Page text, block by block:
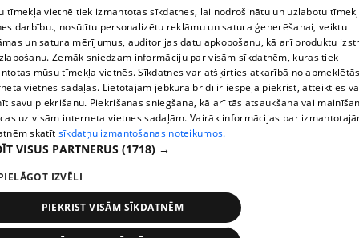
Komentāru pievienošana
TV programma
Līguma noteikumi
360 Ziņu kontakti
Helio Media
Portāla palīdzības dienests: e-pasts -
All rights reserved.
tīmekļa vietnē tiek izmantotas sīkdatnes, lai nodrošinātu un uzlabotu
darbību., nosūtītu personalizētu reklāmu un satura ģenerēšanai, veiktu
un satura mērījumus, auditorijas datu apkopošanu, kā arī produktu
Zemāk sniedzam informāciju par visām sīkdatnēm, kuras tiek
mūsu tīmekļa vietnēs. Sīkdatnes var atšķirties atkarībā no
vietnes sadaļas. Lietotājam jebkurā brīdī ir iespēja piekrist, atteikties
savu piekrišanu. Piekrišanas sniegšana, kā arī tās atsaukšana vai
uz visām interneta vietnes sadaļām. Vairāk informācijas par
skatīt sīkdatņu izmantošanas noteikumos.
VISUS PARTNERUS (1718) →
IZVĒLI
PIEKRIST VISĀM SĪKDATNĒM